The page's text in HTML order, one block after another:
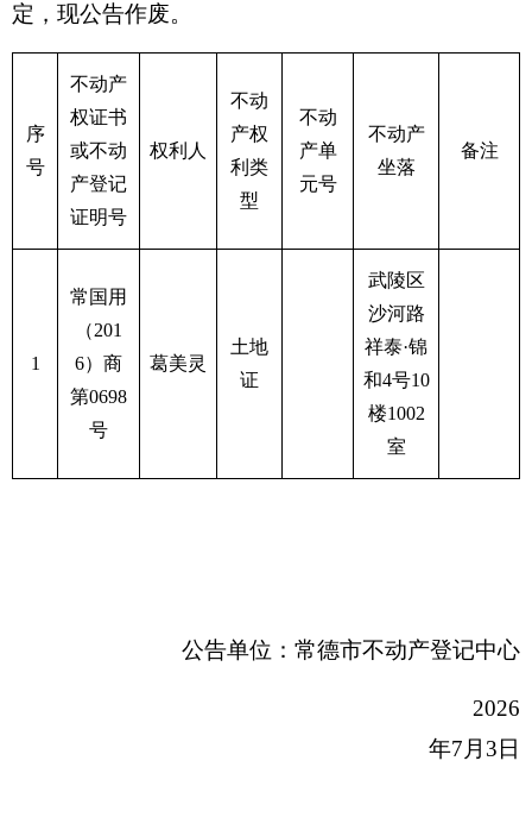
定，现公告作废。
序
号
不动产
权证书
或不动
产登记
证明号
权利人
不动
产权
利类
型
不动
产单
元号
不动产
坐落
备注
1
常国用
（201
6）商
第0698
号
葛美灵
土地
证
武陵区
沙河路
祥泰·锦
和4号10
楼1002
室
公告单位：常德市不动产登记中心
2026
年7月3日